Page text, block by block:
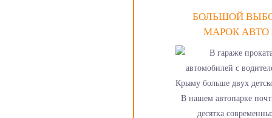
БОЛЬШОЙ
МАРОК АВТО
В нашем автопарке
десятка